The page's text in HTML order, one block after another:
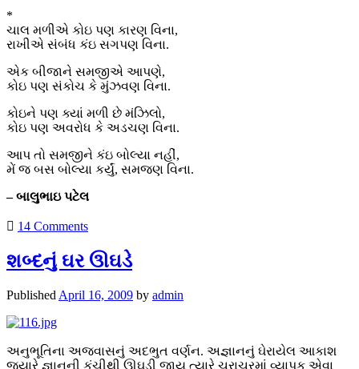
*
ચાલ મળીએ કોઇ પણ કારણ વિના,
રાખીએ સંબંધ કંઇ સગપણ વિના.
એક બીજાને સમજીએ આપણે,
કોઇ પણ સંકોચ કે મુંઝવણ વિના.
કોઇને પણ ક્યાં મળી છે મંઝિલો,
કોઇ પણ અવરોધ કે અડચણ વિના.
આપ તો સમજીને કંઇ બોલ્યા નહીં,
મેં જ બસ બોલ્યા કર્યું, સમજણ વિના.
– બાલુભાઇ પટેલ
14 Comments
શબ્દનું ઘર ઊઘડે
Published April 16, 2009 by admin
અનુભૂતિના અજવાસનું અદભુત વર્ણન. અજ્ઞાનનું ઘેરાયેલ આકાશ
જ્યારે જ્ઞાનની કૂંચીથી ઊઘડી જાય ત્યારે ચરાચરમાં વ્યાપક એવા